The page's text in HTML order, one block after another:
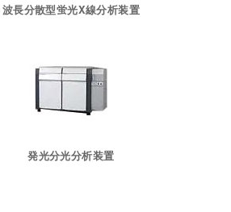
波長分散型蛍光X線分析装置
発光分光分析装置